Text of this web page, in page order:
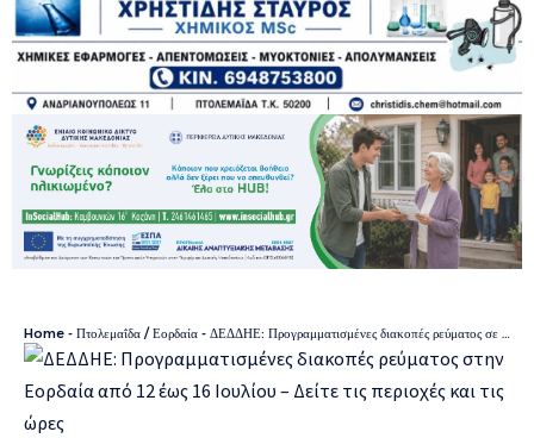
Home - Πτολεμαΐδα / Εορδαία - ΔΕΔΔΗΕ: Προγραμματισμένες διακοπές ρεύματος σε περιοχές της Εορδαίας